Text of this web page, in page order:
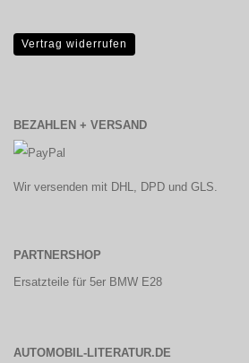
Vertrag widerrufen
BEZAHLEN + VERSAND
Wir versenden mit DHL, DPD und GLS.
PARTNERSHOP
Ersatzteile für 5er BMW E28
AUTOMOBIL-LITERATUR.DE